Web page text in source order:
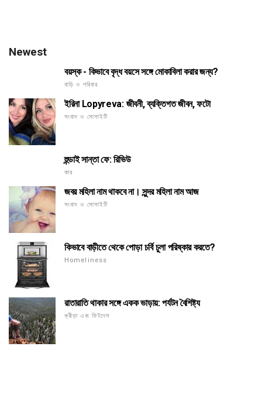
Newest
বয়স্ক - কিভাবে বৃদ্ধ বয়সে সঙ্গে মোকাবিলা করার জন্য?
বাড়ি ও পরিবার
ইরিনা Lopyreva: জীবনী, ব্যক্তিগত জীবন, ফটো
সংবাদ ও সোসাইটি
হুন্ডাই সান্তা ফে: রিভিউ
কার
জবর মহিলা নাম থাকবে না। সুন্দর মহিলা নাম আজ
সংবাদ ও সোসাইটি
কিভাবে বাড়ীতে থেকে পোড়া চর্বি চুলা পরিষ্কার করতে?
Homeliness
রাতারাতি থাকার সঙ্গে একক ভাড়ায়: পর্যটন বৈশিষ্ট্য
ক্রীড়া এবং ফিটনেস